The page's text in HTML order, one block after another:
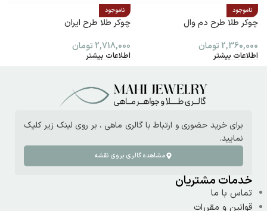
ناموجود
چوکر طلا طرح دم وال
2,360,000 تومان
اطلاعات بیشتر
ناموجود
چوکر طلا طرح ایران
2,718,000 تومان
اطلاعات بیشتر
برای خرید حضوری و ارتباط با گالری ماهی ، بر روی لینک زیر کلیک
نمایید.
مشاهده گالری بروی نقشه
خدمات مشتریان
تماس با ما
قوانین و مقررات